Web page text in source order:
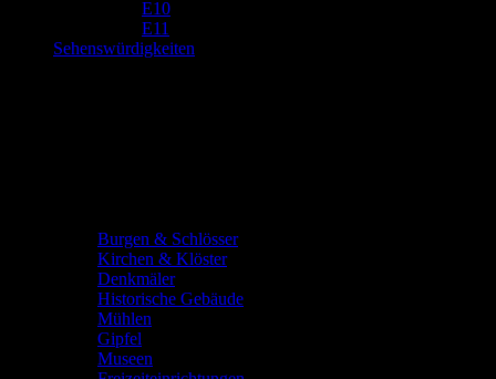
E10
E11
Sehenswürdigkeiten
Burgen & Schlösser
Kirchen & Klöster
Denkmäler
Historische Gebäude
Mühlen
Gipfel
Museen